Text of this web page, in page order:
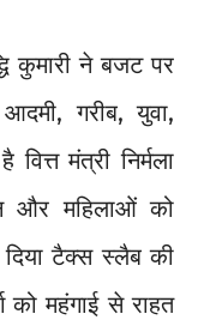
कुमारी ने बजट पर
गरीब, युवा,
मंत्री निर्मला
और महिलाओं को
टैक्स स्लैब की
को महंगाई से राहत